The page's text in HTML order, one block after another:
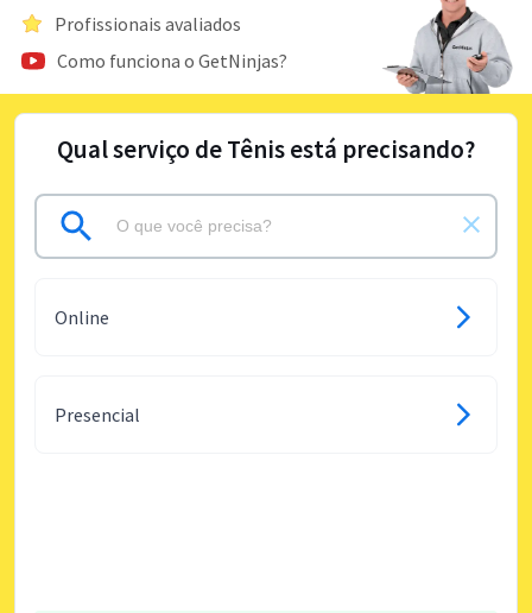
Profissionais avaliados
Como funciona o GetNinjas?
Qual serviço de Tênis está precisando?
Online
Presencial